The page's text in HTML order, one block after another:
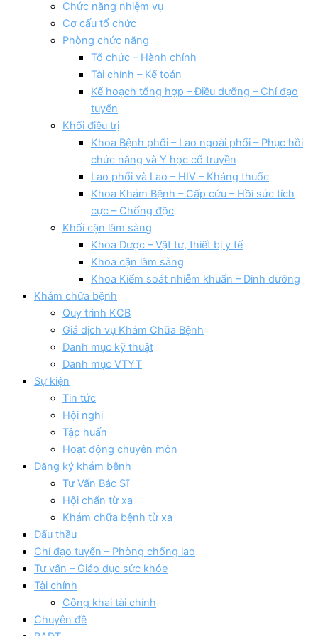
Chức năng nhiệm vụ
Cơ cấu tổ chức
Phòng chức năng
Tổ chức – Hành chính
Tài chính – Kế toán
Kế hoạch tổng hợp – Điều dưỡng – Chỉ đạo
tuyển
Khối điều trị
Khoa Bệnh phổi – Lao ngoài phổi – Phục hồi
chức năng và Y học cổ truyền
Lao phổi và Lao – HIV – Kháng thuốc
Khoa Khám Bệnh – Cấp cứu – Hồi sức tích
cực – Chống độc
Khối cận lâm sàng
Khoa Dược – Vật tư, thiết bị y tế
Khoa cận lâm sàng
Khoa Kiểm soát nhiễm khuẩn – Dinh dưỡng
Khám chữa bệnh
Quy trình KCB
Giá dịch vụ Khám Chữa Bệnh
Danh mục kỹ thuật
Danh mục VTYT
Sự kiện
Tin tức
Hội nghị
Tập huấn
Hoạt động chuyên môn
Đăng ký khám bệnh
Tư Vấn Bác Sĩ
Hội chẩn từ xa
Khám chữa bệnh từ xa
Đấu thầu
Chỉ đạo tuyến – Phòng chống lao
Tư vấn – Giáo dục sức khỏe
Tài chính
Công khai tài chính
Chuyên đề